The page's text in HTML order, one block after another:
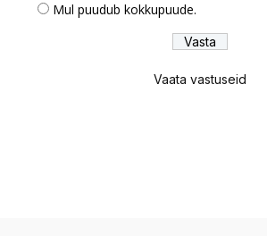
Mul puudub kokkupuude.
Vaata vastuseid